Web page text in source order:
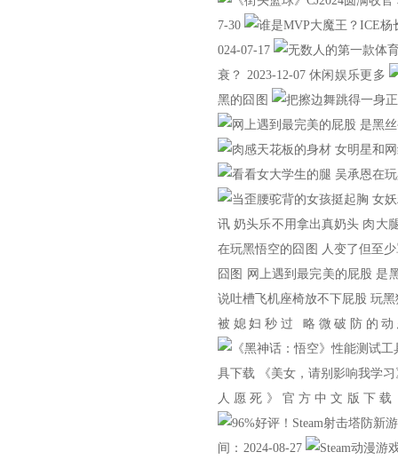
7-30
024-07-17
衰？ 2023-12-07 休闲娱乐更多
黑的囧图
讯 奶头乐不用拿出真奶头 肉大
在玩黑悟空的囧图 人变了但至
囧图 网上遇到最完美的屁股 是
说吐槽飞机座椅放不下屁股 玩
被媳妇秒过 略微破防的
具下载 《美女，请别影响我学
人愿死》官方中文版下
间：2024-08-27